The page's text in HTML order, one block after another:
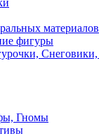
материалов
фигуры
Гномы